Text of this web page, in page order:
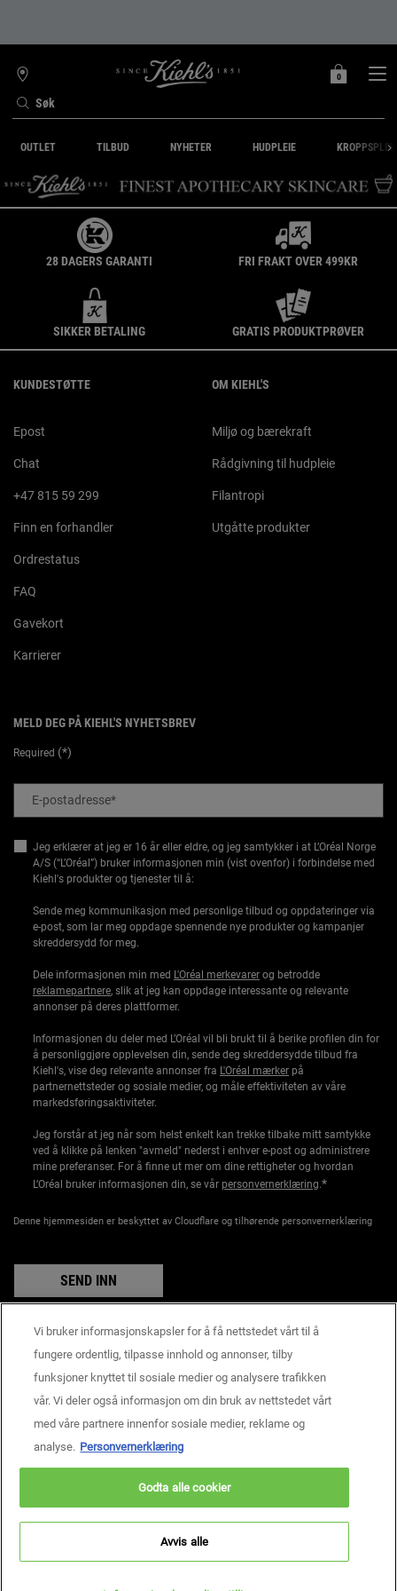
Søk
FINN
BUTIKK
MIN
0
0 PRODUKT
OUTLET TILBUD NYHETER HUDPLEIE KROPPSPLEIE
28 DAGERS GARANTI FRI FRAKT OVER 499KR
SIKKER BETALING GRATIS PRODUKTPRØVER
KUNDESTØTTE
Epost
Chat
+47 815 59 299
Finn en forhandler
Ordrestatus
FAQ
Gavekort
Karrierer
OM KIEHL'S
Miljø og bærekraft
Rådgivning til hudpleie
Filantropi
Utgåtte produkter
MELD DEG PÅ KIEHL'S NYHETSBREV
Required (*)
E-postadresse*
Jeg erklærer at jeg er 16 år eller eldre, og jeg samtykker i at L’Oréal Norge
A/S (“L’Oréal”) bruker informasjonen min (vist ovenfor) i forbindelse med
Kiehl's produkter og tjenester til å:
Sende meg kommunikasjon med personlige tilbud og oppdateringer via
e-post, som lar meg oppdage spennende nye produkter og kampanjer
skreddersydd for meg.
Dele informasjonen min med L'Oréal merkevarer og betrodde
reklamepartnere, slik at jeg kan oppdage interessante og relevante
annonser på deres plattformer.
Informasjonen du deler med L’Oréal vil bli brukt til å berike profilen din for
å personliggjøre opplevelsen din, sende deg skreddersydde tilbud fra
Kiehl's, vise deg relevante annonser fra L'Oréal mærker på
partnernettsteder og sosiale medier, og måle effektiviteten av våre
markedsføringsaktiviteter.
Jeg forstår at jeg når som helst enkelt kan trekke tilbake mitt samtykke
ved å klikke på lenken "avmeld" nederst i enhver e-post og administrere
mine preferanser. For å finne ut mer om dine rettigheter og hvordan
L’Oréal bruker informasjonen din, se vår personvernerklæring.*
Denne hjemmesiden er beskyttet av Cloudflare og tilhørende personvernerklæring
SEND INN
Produsentinformasjon
14, rue Royale - 75008 Paris France
consumercare@dk.oaccare.com
BETALINGSINNSTILLINGER
Personvern
Vi bruker informasjonskapsler for å få nettstedet vårt til å
fungere ordentlig, tilpasse innhold og annonser, tilby
funksjoner knyttet til sosiale medier og analysere trafikken
vår. Vi deler også informasjon om din bruk av nettstedet vårt
med våre partnere innenfor sosiale medier, reklame og
analyse. Personvernerklæring
Avvis alle
Godta alle cookier